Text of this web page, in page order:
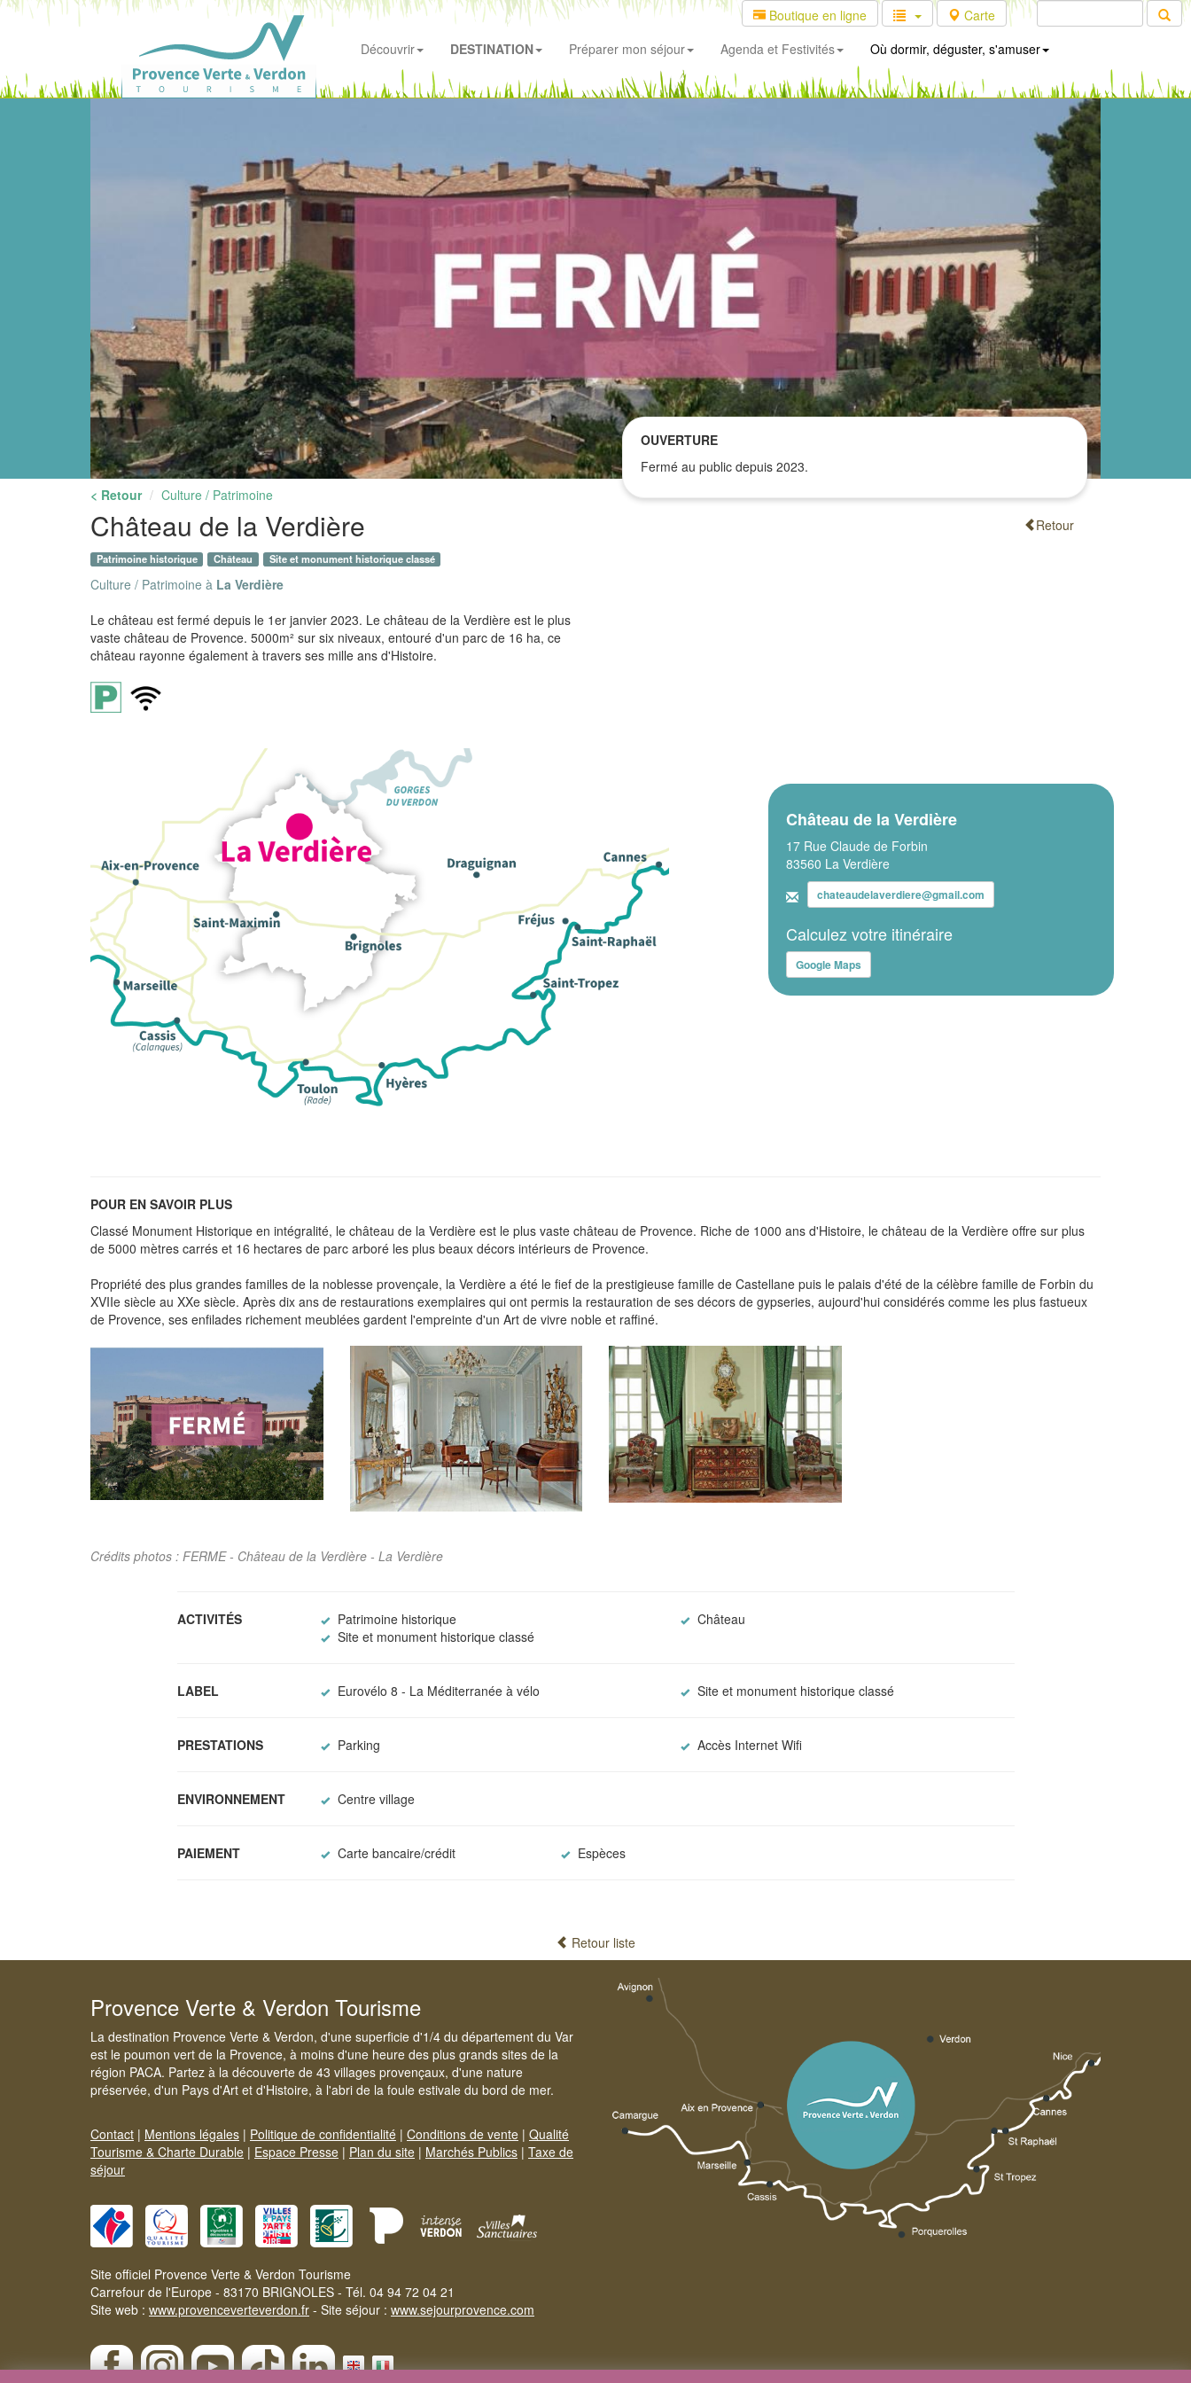
Boutique en ligne
Carte
Découvrir
DESTINATION Préparer mon séjour Agenda et Festivités Où dormir, déguster, s'amuser
< Retour Culture / Patrimoine
Château de la Verdière
Patrimoine historique Château Site et monument historique classé
Culture / Patrimoine à La Verdière
Le château est fermé depuis le 1er janvier 2023. Le château de la Verdière est le plus
vaste château de Provence. 5000m² sur six niveaux, entouré d'un parc de 16 ha, ce
château rayonne également à travers ses mille ans d'Histoire.
OUVERTURE
Fermé au public depuis 2023.
Retour
Château de la Verdière
17 Rue Claude de Forbin
83560 La Verdière
chateaudelaverdiere@gmail.com
Calculez votre itinéraire
Google Maps
POUR EN SAVOIR PLUS
Classé Monument Historique en intégralité, le château de la Verdière est le plus vaste château de Provence. Riche de 1000 ans d'Histoire, le château de la Verdière offre sur plus
de 5000 mètres carrés et 16 hectares de parc arboré les plus beaux décors intérieurs de Provence.
Propriété des plus grandes familles de la noblesse provençale, la Verdière a été le fief de la prestigieuse famille de Castellane puis le palais d'été de la célèbre famille de Forbin du
XVIIe siècle au XXe siècle. Après dix ans de restaurations exemplaires qui ont permis la restauration de ses décors de gypseries, aujourd'hui considérés comme les plus fastueux
de Provence, ses enfilades richement meublées gardent l'empreinte d'un Art de vivre noble et raffiné.
Crédits photos : FERME - Château de la Verdière - La Verdière
ACTIVITÉS Patrimoine historique
Château
Site et monument historique classé
LABEL Eurovélo 8 - La Méditerranée à vélo Site et monument historique classé
PRESTATIONS Parking Accès Internet Wifi
ENVIRONNEMENT Centre village
PAIEMENT Carte bancaire/crédit Espèces
Retour liste
Provence Verte & Verdon Tourisme
La destination Provence Verte & Verdon, d'une superficie d'1/4 du département du Var
est le poumon vert de la Provence, à moins d'une heure des plus grands sites de la
région PACA. Partez à la découverte de 43 villages provençaux, d'une nature
préservée, d'un Pays d'Art et d'Histoire, à l'abri de la foule estivale du bord de mer.
Contact | Mentions légales | Politique de confidentialité | Conditions de vente | Qualité
Tourisme & Charte Durable | Espace Presse | Plan du site | Marchés Publics | Taxe de
séjour
Site officiel Provence Verte & Verdon Tourisme
Carrefour de l'Europe - 83170 BRIGNOLES - Tél. 04 94 72 04 21
Site web : www.provenceverteverdon.fr - Site séjour : www.sejourprovence.com